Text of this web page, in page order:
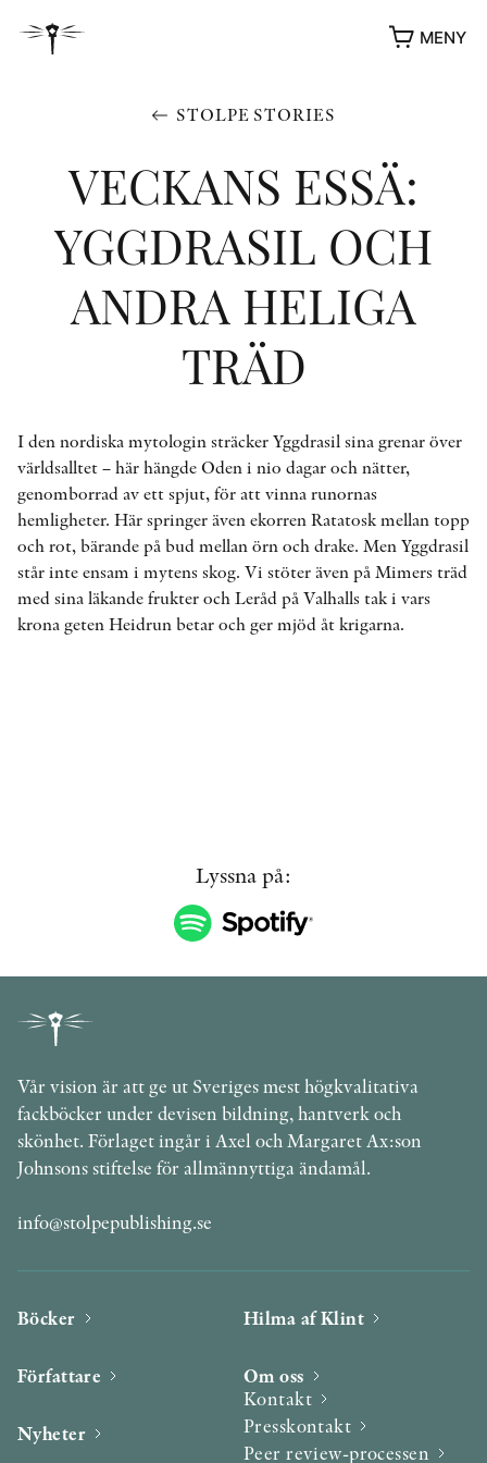
MENY
YUKIKO OCH PATRIK MÖTER
VIDEOGALLERI
ÖVRIGA FORMAT
KONTAKT
PRESSKONTAKT
STOLPE STORIES
VECKANS ESSÄ:
YGGDRASIL OCH
ANDRA HELIGA
TRÄD
I den nordiska mytologin sträcker Yggdrasil sina grenar över
världsalltet – här hängde Oden i nio dagar och nätter,
genomborrad av ett spjut, för att vinna runornas
hemligheter. Här springer även ekorren Ratatosk mellan topp
och rot, bärande på bud mellan örn och drake. Men Yggdrasil
står inte ensam i mytens skog. Vi stöter även på Mimers träd
med sina läkande frukter och Leråd på Valhalls tak i vars
krona geten Heidrun betar och ger mjöd åt krigarna.
Lyssna på:
Vår vision är att ge ut Sveriges mest högkvalitativa
fackböcker under devisen bildning, hantverk och
skönhet. Förlaget ingår i Axel och Margaret Ax:son
Johnsons stiftelse för allmännyttiga ändamål.
info@stolpepublishing.se
Böcker
Författare
Nyheter
Hilma af Klint
Om oss
Kontakt
Presskontakt
Peer review-processen